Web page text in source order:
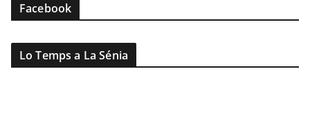
Facebook
Lo Temps a La Sénia